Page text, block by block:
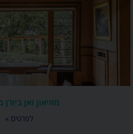
מוזיאון ואן
לפרטים »